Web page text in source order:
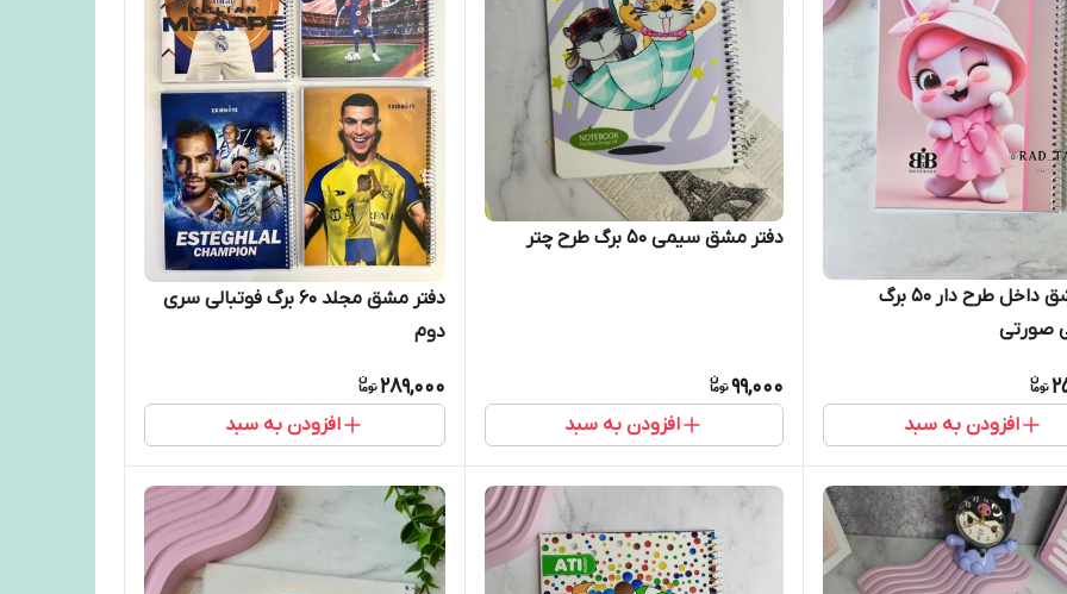
دفتر مشق داخل طرح دار ۵۰ برگ
صورتی
افزودن به سبد
دفتر مشق سیمی ۵۰ برگ طرح چتر
99,000
افزودن به سبد
دفتر مشق مجلد ۶۰ برگ فوتبالی سری
دوم
289,000
افزودن به سبد